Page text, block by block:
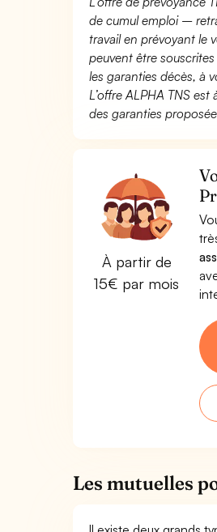
de cumul emploi –
travail en prévoyant le
peuvent être
les garanties décès, à
L’offre ALPHA TNS
des garanties
À partir de
15€ par mois
Les mutuelles